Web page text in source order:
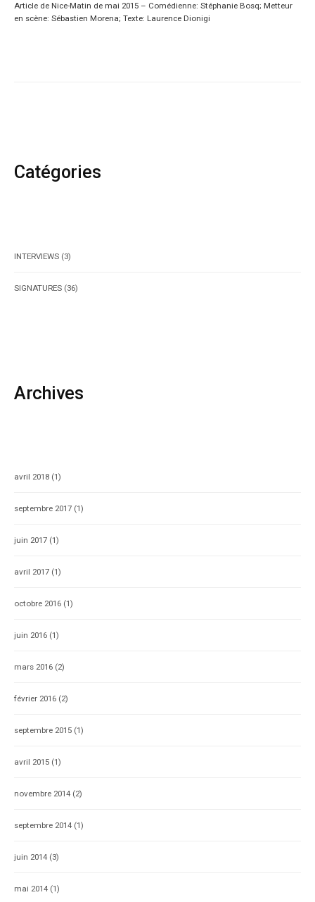
Article de Nice-Matin de mai 2015 – Comédienne: Stéphanie Bosq; Metteur
en scène: Sébastien Morena; Texte: Laurence Dionigi
Catégories
INTERVIEWS (3)
SIGNATURES (36)
Archives
avril 2018 (1)
septembre 2017 (1)
juin 2017 (1)
avril 2017 (1)
octobre 2016 (1)
juin 2016 (1)
mars 2016 (2)
février 2016 (2)
septembre 2015 (1)
avril 2015 (1)
novembre 2014 (2)
septembre 2014 (1)
juin 2014 (3)
mai 2014 (1)